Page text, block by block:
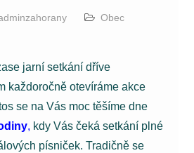
Obec
jarní setkání dříve
každoročně otevíráme akce
se na Vás moc těšíme dne
, kdy Vás čeká setkání plné
písniček. Tradičně se